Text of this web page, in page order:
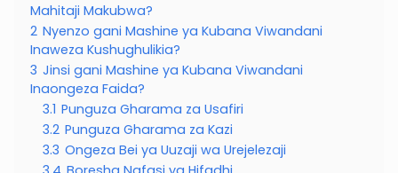
Mahitaji Makubwa?
2 Nyenzo gani Mashine ya Kubana Viwandani
Inaweza Kushughulikia?
3 Jinsi gani Mashine ya Kubana Viwandani
Inaongeza Faida?
3.1 Punguza Gharama za Usafiri
3.2 Punguza Gharama za Kazi
3.3 Ongeza Bei ya Uuzaji wa Urejelezaji